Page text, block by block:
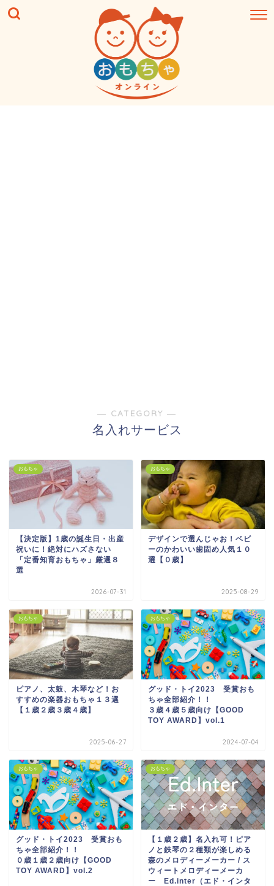
― CATEGORY ―
名入れサービス
おもちゃ
【決定版】1歳の誕生日・出産
祝いに！絶対にハズさない
「定番知育おもちゃ」厳選８
選
2026-07-31
おもちゃ
デザインで選んじゃお！ベビ
ーのかわいい歯固め人気１０
選【０歳】
2025-08-29
おもちゃ
ピアノ、太鼓、木琴など！お
すすめの楽器おもちゃ１３選
【１歳２歳３歳４歳】
2025-06-27
おもちゃ
グッド・トイ2023 受賞おも
ちゃ全部紹介！！
３歳４歳５歳向け【GOOD
TOY AWARD】vol.1
2024-07-04
おもちゃ
グッド・トイ2023 受賞おも
ちゃ全部紹介！！
０歳１歳２歳向け【GOOD
TOY AWARD】vol.2
おもちゃ
【１歳２歳】名入れ可！ピア
ノと鉄琴の２種類が楽しめる
森のメロディーメーカー / ス
ウィートメロディーメーカ
ー Ed.inter（エド・インタ